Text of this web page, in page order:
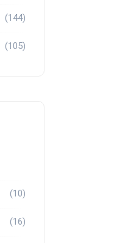
(144)
(105)
(10)
(16)